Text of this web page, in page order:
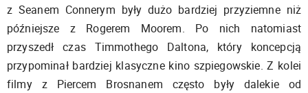
z Seanem Connerym były dużo bardziej przyziemne niż
późniejsze z Rogerem Moorem. Po nich natomiast
przyszedł czas Timmothego Daltona, który koncepcją
przypominał bardziej klasyczne kino szpiegowskie. Z kolei
filmy z Piercem Brosnanem często były dalekie od